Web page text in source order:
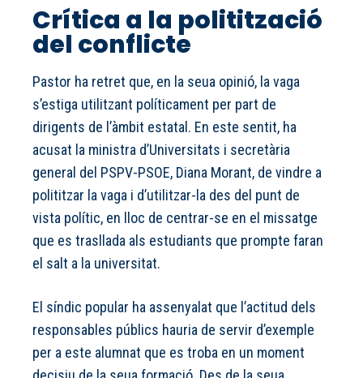
Crítica a la politització
del conflicte
Pastor ha retret que, en la seua opinió, la vaga
s’estiga utilitzant políticament per part de
dirigents de l’àmbit estatal. En este sentit, ha
acusat la ministra d’Universitats i secretària
general del PSPV-PSOE, Diana Morant, de vindre a
polititzar la vaga i d’utilitzar-la des del punt de
vista polític, en lloc de centrar-se en el missatge
que es trasllada als estudiants que prompte faran
el salt a la universitat.
El síndic popular ha assenyalat que l’actitud dels
responsables públics hauria de servir d’exemple
per a este alumnat que es troba en un moment